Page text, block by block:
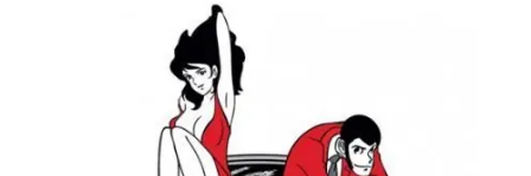
da
320.00€
a
475.00€